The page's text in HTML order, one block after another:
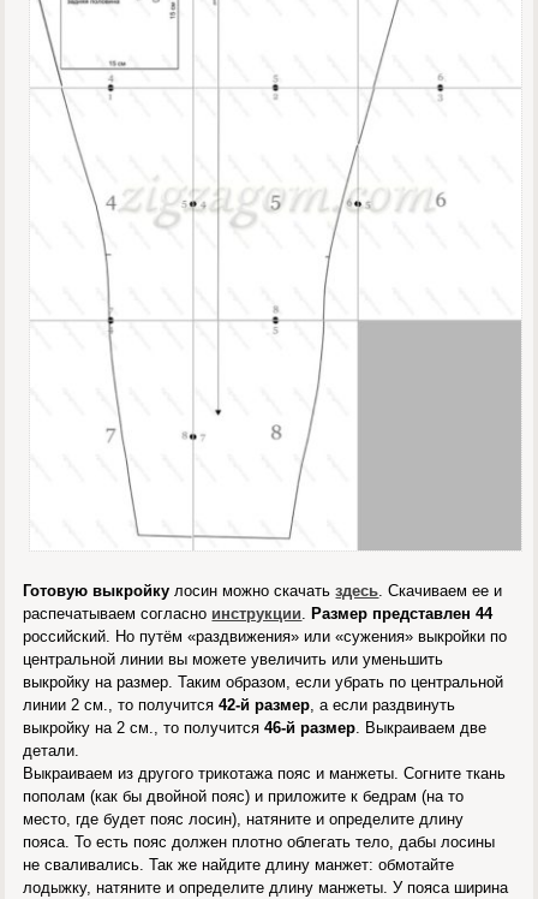
Готовую выкройку лосин можно скачатьздесь . Скачиваем ее и
распечатываем согласно инструкции .Размер представлен 44
российский. Но путём «раздвижения» или «сужения» выкройки по
центральной линии вы можете увеличить или уменьшить
выкройку на размер. Таким образом, если убрать по центральной
линии 2 см., то получится42-й размер , а если раздвинуть
выкройку на 2 см., то получится46-й размер . Выкраиваем две
детали.
Выкраиваем из другого трикотажа пояс и манжеты. Согните ткань
пополам (как бы двойной пояс) и приложите к бедрам (на то
место, где будет пояс лосин), натяните и определите длину
пояса. То есть пояс должен плотно облегать тело, дабы лосины
не сваливались. Так же найдите длину манжет: обмотайте
лодыжку, натяните и определите длину манжеты. У пояса ширина